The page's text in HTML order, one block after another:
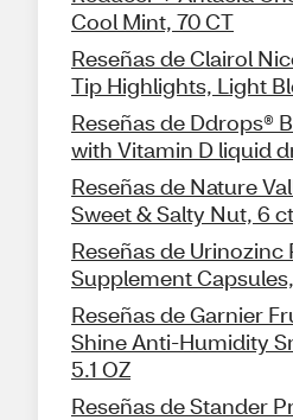
Cool Mint, 70 CT
Reseñas de Clairol
Tip Highlights, Light
Reseñas de Ddrops®
with Vitamin D liquid
Reseñas de Nature
Sweet & Salty Nut, 6
Reseñas de
Supplement
Reseñas de Garnier
Shine Anti-Humidity
5.1 OZ
Reseñas de Stander